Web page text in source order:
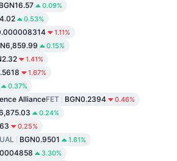
BGN16.57 0.09%
0.53%
1.11%
0.15%
1.41%
1.67%
0.37%
AllianceFET BGN0.2394 0.46%
0.24%
0.25%
BGN0.9501 1.61%
3.30%